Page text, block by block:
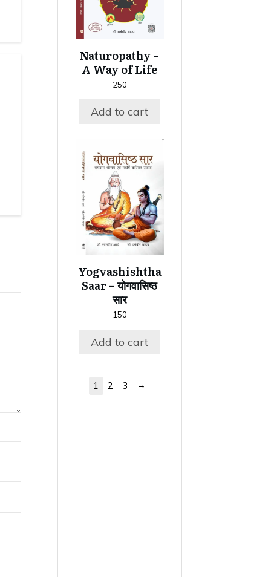
Naturopathy –
A Way of Life
250
Add to cart
Yogvashishtha
Saar – योगवासिष्ठ
सार
150
Add to cart
1 2 3 →